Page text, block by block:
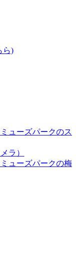
ら)
ューズパークのス
ラ）
ューズパークの梅